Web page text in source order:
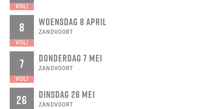
VOL!
8
VOL!
WOENSDAG 8 APRIL
ZANDVOORT
7
VOL!
DONDERDAG 7 MEI
ZANDVOORT
26 DINSDAG 26 MEI
ZANDVOORT